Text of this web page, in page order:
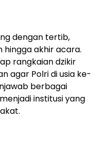
dengan tertib,
hingga akhir acara.
rangkaian dzikir
agar Polri di usia ke-
berbagai
institusi yang